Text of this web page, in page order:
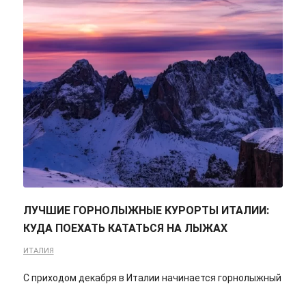
ЛУЧШИЕ ГОРНОЛЫЖНЫЕ КУРОРТЫ ИТАЛИИ:
КУДА ПОЕХАТЬ КАТАТЬСЯ НА ЛЫЖАХ
ИТАЛИЯ
С приходом декабря в Италии начинается горнолыжный